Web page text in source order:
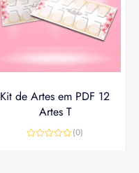
Kit de Artes em PDF 12
Artes T
(0)